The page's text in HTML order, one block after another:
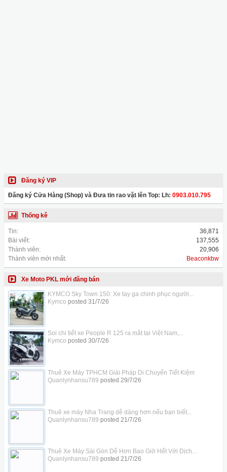
Đăng ký VIP
Đăng ký Cửa Hàng (Shop) và Đưa tin rao vặt lên Top: Lh: 0903.010.795
Thống kê
Tin:
36,871
Bài viết:
137,555
Thành viên:
20,906
Thành viên mới nhất:
Beaconkbw
Xe Moto PKL mới đăng bán
KYMCO Sky Town 150: Xe tay ga chinh phục người...
Kymco posted 31/7/26
Soi chi tiết xe People R 125 ra mắt tại Việt Nam,...
Kymco posted 30/7/26
Thuê Xe Máy TPHCM Giải Pháp Di Chuyển Tiết Kiệm
Quanlynhansu789 posted 29/7/26
Thuê xe máy Nha Trang dễ dàng hơn nếu bạn biết...
Quanlynhansu789 posted 21/7/26
Thuê Xe Máy Sài Gòn Dễ Hơn Bao Giờ Hết Với Dịch...
Quanlynhansu789 posted 21/7/26